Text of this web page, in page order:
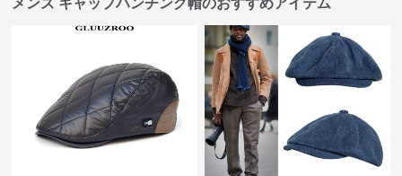
メンズ キャップハンチング帽のおすすめアイテム